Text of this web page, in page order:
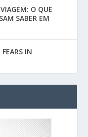
O QUE
SABER EM
IN